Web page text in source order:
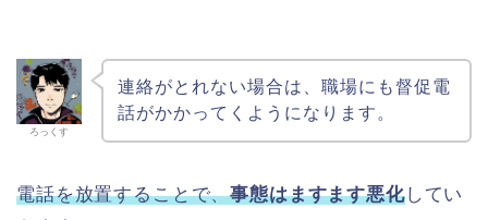
ろっくす
連絡がとれない場合は、職場にも督促電
話がかかってくようになります。
電話を放置することで、事態はますます悪化してい